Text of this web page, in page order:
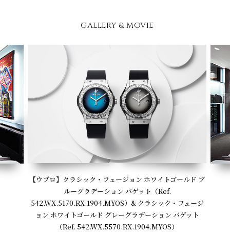
GALLERY & MOVIE
【ウブロ】クラシック・フュージョン ホワイトゴールド ブ
ルーグラデーション バゲット（Ref.
542.WX.5170.RX.1904.MYOS）& クラシック・フュージ
ョン ホワイトゴールド グレーグラデーション バゲット
（Ref. 542.WX.5570.RX.1904.MYOS）